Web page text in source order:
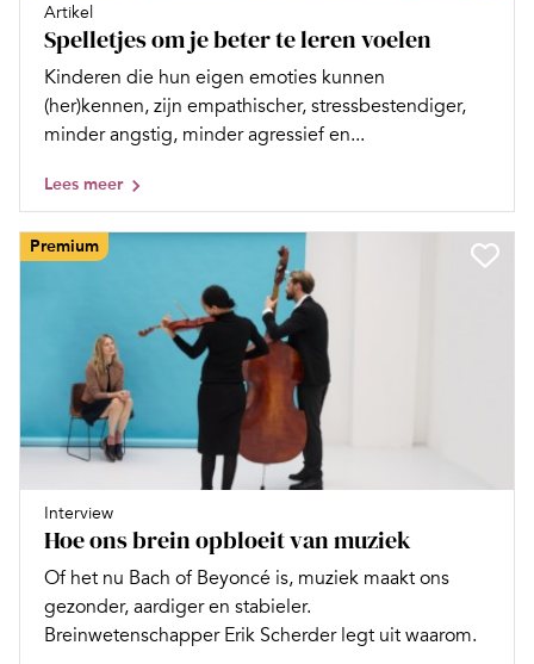
Artikel
Spelletjes om je beter te leren voelen
Kinderen die hun eigen emoties kunnen
(her)kennen, zijn empathischer, stressbestendiger,
minder angstig, minder agressief en...
Lees meer
Premium
Interview
Hoe ons brein opbloeit van muziek
Of het nu Bach of Beyoncé is, muziek maakt ons
gezonder, aardiger en stabieler.
Breinwetenschapper Erik Scherder legt uit waarom.